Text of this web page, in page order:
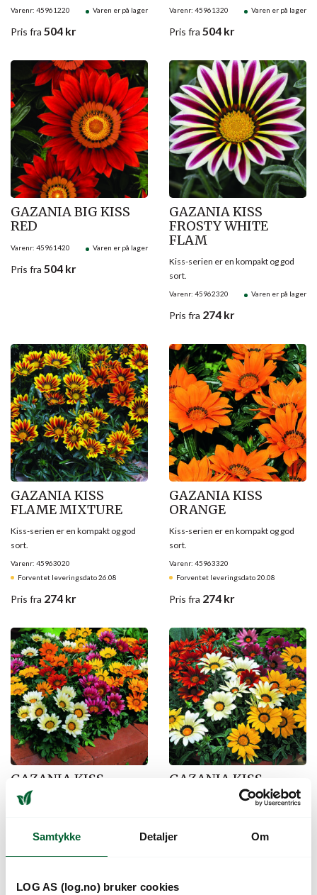
Samtykke Detaljer Om
LOG AS (log.no) bruker cookies
Varenr: 45961220 Varen er på lager
Pris fra 504 kr
Varenr: 45961320 Varen er på lager
Pris fra 504 kr
GAZANIA BIG KISS
RED
Varenr: 45961420 Varen er på lager
Pris fra 504 kr
GAZANIA KISS
FROSTY WHITE
FLAM
Varenr: 45962320 Varen er på lager
Kiss-serien er en kompakt og god
sort.
Pris fra 274 kr
GAZANIA KISS
FLAME MIXTURE
Varenr: 45963020
Forventet leveringsdato 26.08
Kiss-serien er en kompakt og god
sort.
Pris fra 274 kr
GAZANIA KISS
ORANGE
Varenr: 45963320
Forventet leveringsdato 20.08
Kiss-serien er en kompakt og god
sort.
Pris fra 274 kr
GAZANIA KISS
MIXTURE
GAZANIA KISS
FROSTY MIX